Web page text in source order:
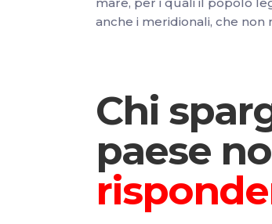
mare, per i quali il popolo
anche i meridionali, che
Chi
paese